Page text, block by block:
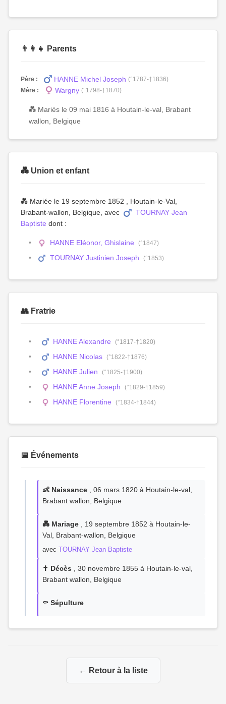
👨‍👩‍👧 Parents
Père : HANNE Michel Joseph (°1787-†1836)
Mère :
Wargny (°1798-†1870)
💑 Mariés le 09 mai 1816 à Houtain-le-val, Brabant
wallon, Belgique
💑 Union et enfant
💑 Mariée le 19 septembre 1852 , Houtain-le-Val,
Brabant-wallon, Belgique, avec
TOURNAY Jean
Baptiste dont :
HANNE Eléonor, Ghislaine (°1847)
TOURNAY Justinien Joseph (°1853)
👥 Fratrie
HANNE Alexandre (°1817-†1820)
HANNE Nicolas (°1822-†1876)
HANNE Julien (°1825-†1900)
HANNE Anne Joseph (°1829-†1859)
HANNE Florentine (°1834-†1844)
📅 Événements
👶 Naissance , 06 mars 1820 à Houtain-le-val,
Brabant wallon, Belgique
💑 Mariage , 19 septembre 1852 à Houtain-le-
Val, Brabant-wallon, Belgique
avec TOURNAY Jean Baptiste
✝️ Décès , 30 novembre 1855 à Houtain-le-val,
Brabant wallon, Belgique
⚰️ Sépulture
← Retour à la liste